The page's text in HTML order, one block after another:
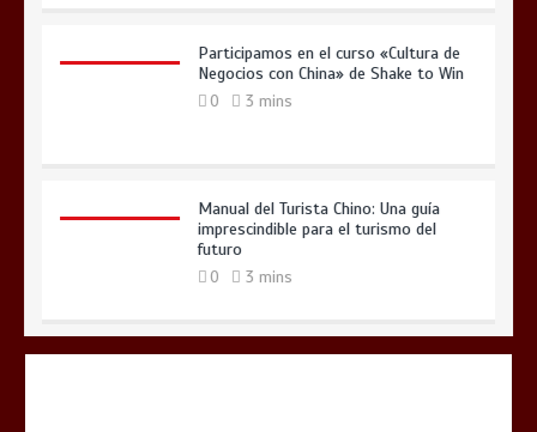
Participamos en el curso «Cultura de
Negocios con China» de Shake to Win
0 3 mins
Manual del Turista Chino: Una guía
imprescindible para el turismo del
futuro
0 3 mins